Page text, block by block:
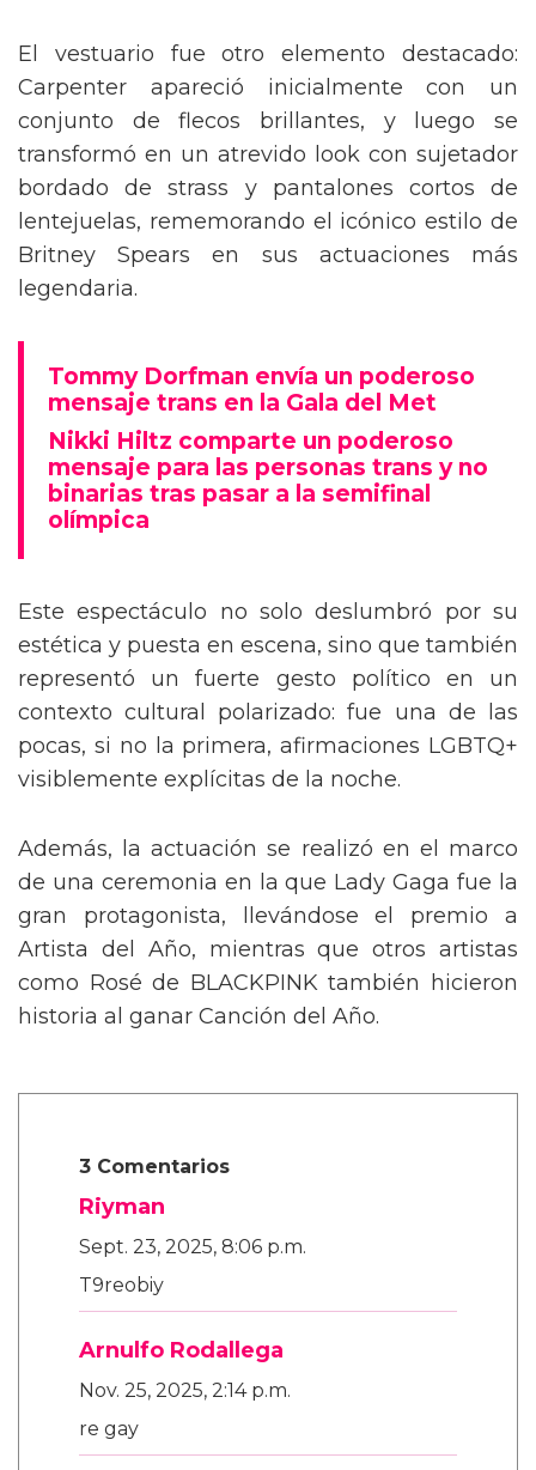
El vestuario fue otro elemento destacado:
Carpenter apareció inicialmente con un
conjunto de flecos brillantes, y luego se
transformó en un atrevido look con sujetador
bordado de strass y pantalones cortos de
lentejuelas, rememorando el icónico estilo de
Britney Spears en sus actuaciones más
legendaria.
Tommy Dorfman envía un poderoso
mensaje trans en la Gala del Met
Nikki Hiltz comparte un poderoso
mensaje para las personas trans y no
binarias tras pasar a la semifinal
olímpica
Este espectáculo no solo deslumbró por su
estética y puesta en escena, sino que también
representó un fuerte gesto político en un
contexto cultural polarizado: fue una de las
pocas, si no la primera, afirmaciones LGBTQ+
visiblemente explícitas de la noche.
Además, la actuación se realizó en el marco
de una ceremonia en la que Lady Gaga fue la
gran protagonista, llevándose el premio a
Artista del Año, mientras que otros artistas
como Rosé de BLACKPINK también hicieron
historia al ganar Canción del Año.
3 Comentarios
Riyman
Sept. 23, 2025, 8:06 p.m.
T9reobiy
Arnulfo Rodallega
Nov. 25, 2025, 2:14 p.m.
re gay